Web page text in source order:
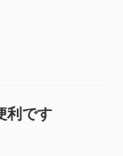
利です